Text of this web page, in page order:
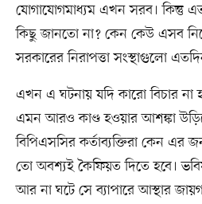
যোগাযোগমাধ্যম এখন সরব। কিন্তু
কিছু জানতো না? কেন কেউ এসব
সরকারের নিরাপত্তা সংস্থাগুলো
এখন এ ঘটনায় যদি কারো বিচার না
এমন আরও কাণ্ড হওয়ার আশঙ্কা
বিপিএসসির কর্তাব্যক্তিরা কেন এর
তো অবশ্যই কৈফিয়ত দিতে হবে।
আর না ঘটে সে ব্যাপারে আস্থার